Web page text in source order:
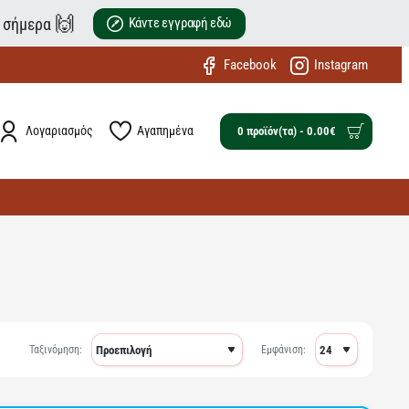
🙌 Κάντε εγγραφή εδώ
Facebook Instagram
Λογαριασμός Αγαπημένα 0 προϊόν(τα) - 0.00€
Ταξινόμηση: Εμφάνιση: